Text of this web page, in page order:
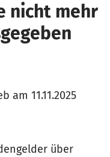
nicht mehr
am 11.11.2025
über